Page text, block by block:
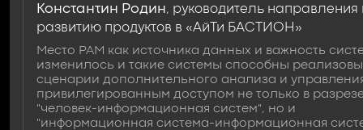
Константин Родин, руководитель направления
развитию продуктов в «АйТи БАСТИОН»
Место PAM как источника данных и важность
изменилось и такие системы способны
сценарии дополнительного анализа и
привилегированным доступом не только в
"человек-информационная систем", но и
"информационная система-информационная